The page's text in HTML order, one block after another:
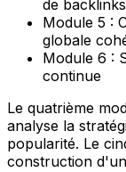
de backlinks
Module 5 :
globale
Module 6 :
continue
Le quatrième
analyse la
popularité. Le
construction